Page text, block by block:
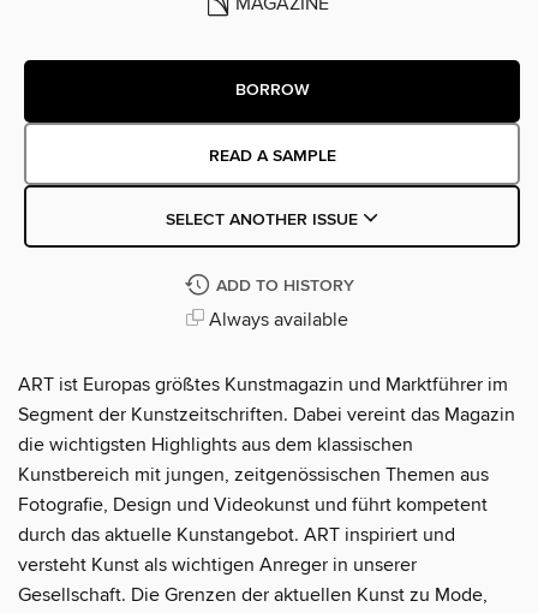
BORROW
READ A SAMPLE
SELECT ANOTHER ISSUE
ADD TO HISTORY
Always available
ART ist Europas größtes Kunstmagazin und Marktführer im
Segment der Kunstzeitschriften. Dabei vereint das Magazin
die wichtigsten Highlights aus dem klassischen
Kunstbereich mit jungen, zeitgenössischen Themen aus
Fotografie, Design und Videokunst und führt kompetent
durch das aktuelle Kunstangebot. ART inspiriert und
versteht Kunst als wichtigen Anreger in unserer
Gesellschaft. Die Grenzen der aktuellen Kunst zu Mode,